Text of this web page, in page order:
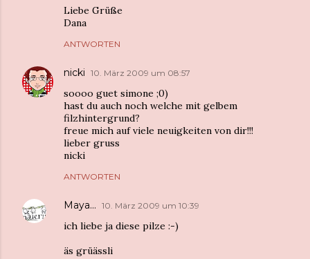
Liebe Grüße
Dana
ANTWORTEN
nicki 10. März 2009 um 08:57
soooo guet simone ;0)
hast du auch noch welche mit gelbem
filzhintergrund?
freue mich auf viele neuigkeiten von dir!!!
lieber gruss
nicki
ANTWORTEN
Maya... 10. März 2009 um 10:39
ich liebe ja diese pilze :-)
äs grüässli